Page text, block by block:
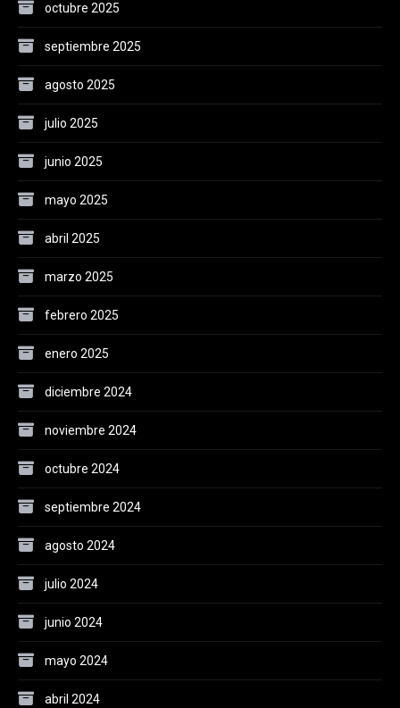
octubre 2025
septiembre 2025
agosto 2025
julio 2025
junio 2025
mayo 2025
abril 2025
marzo 2025
febrero 2025
enero 2025
diciembre 2024
noviembre 2024
octubre 2024
septiembre 2024
agosto 2024
julio 2024
junio 2024
mayo 2024
abril 2024